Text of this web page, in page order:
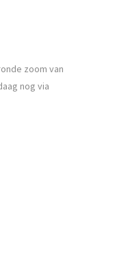
zoom van
nog via